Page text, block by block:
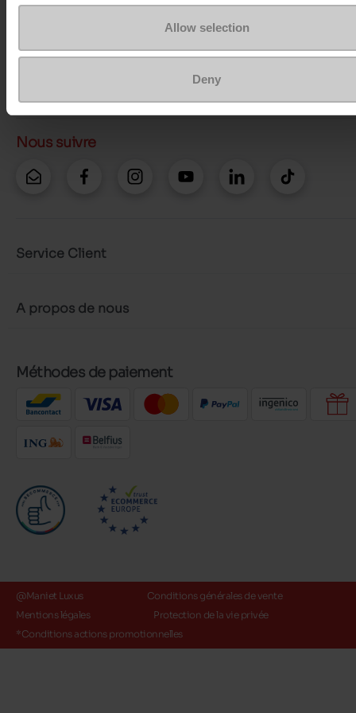
Allow selection
Deny
Contacter le service client
Envoyer un message
Plus d'options de contact
Nous suivre
Service Client
A propos de nous
Méthodes de paiement
@Maniet Luxus
Conditions générales de vente
Mentions légales
Protection de la vie privée
*Conditions actions promotionnelles